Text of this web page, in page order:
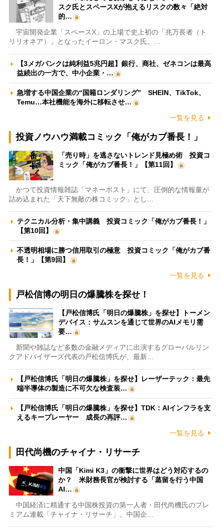
スク氏とスペースXが抱えるリスクの数々「絶対
的…
宇宙開発企業「スペースX」の上場で史上初の「兆万長者（ト
リリオネア）」となったイーロン・マスク氏。…
【3メガバンクは純利益5兆円超】銀行、商社、ゼネコンは最高
益続出の一方で、中小企業・…
急増する中国企業の“国籍ロンダリング” SHEIN、TikTok、
Temu…本社機能を海外に移転させ…
一覧を見る
投資ノウハウ満載コミック「俺がカブ番長！」
「売り時」を逃さないトレンド見極め術 投資コ
ミック「俺がカブ番長！」【第11回】
かつて投資情報雑誌「マネーポスト」にて、圧倒的な情報量が
詰め込まれた「天下無敵の株コミック」とし…
テクニカル分析・集中講義 投資コミック「俺がカブ番長！」
【第10回】
不透明相場に勝つ信用取引の極意 投資コミック「俺がカブ番
長！」【第9回】
一覧を見る
戸松信博の明日の爆騰株を探せ！
【戸松信博氏「明日の爆騰株」を探せ】トーメン
デバイス：サムスンを通じて世界のAIメモリ需
要…
新聞や雑誌など多数の金融メディアに出演するグローバルリン
クアドバイザーズ代表の戸松信博氏が、最新…
【戸松信博氏「明日の爆騰株」を探せ】レーザーテック：最先
端半導体の製造に不可欠な検査装…
【戸松信博氏「明日の爆騰株」を探せ】TDK：AIインフラを支
えるキープレーヤー 成長の再評…
一覧を見る
田代尚機のチャイナ・リサーチ
中国「Kimi K3」の衝撃に世界はどう対応するの
か？ 米財務長官が検討する「蒸留を行う中国
AI…
中国経済に精通する中国株投資の第一人者・田代尚機氏のプレ
ミアム連載「チャイナ・リサーチ」。中国企…